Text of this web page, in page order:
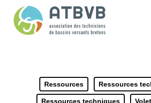
Ressources Ressources
Ressources techniques
Panneau de gestion des cookies